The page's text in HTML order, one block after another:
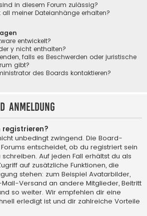
in diesem Forum zulässig?
all meiner Dateianhänge erhalten?
entwickelt?
y nicht enthalten?
falls es Beschwerden oder juristische
gibt?
des Boards kontaktieren?
Anmeldung
registrieren?
unbedingt zwingend. Die Board-
entscheidet, ob du registriert sein
Auf jeden Fall erhältst du als
auf zusätzliche Funktionen, die
stehen: zum Beispiel Avatarbilder,
Mail-Versand an andere Mitglieder, Beitritt
so weiter. Wir empfehlen dir eine
erledigt ist und dir zahlreiche Vorteile